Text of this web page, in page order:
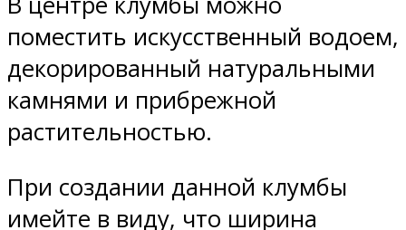
поместить искусственный водоем,
декорированный натуральными
камнями и прибрежной
растительностью.
При создании данной клумбы
имейте в виду, что ширина